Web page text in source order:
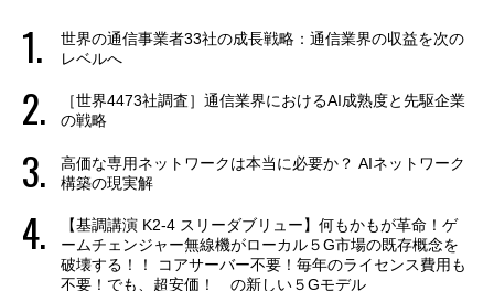
世界の通信事業者33社の成長戦略：通信業界の収益を次の
レベルへ
［世界4473社調査］通信業界におけるAI成熟度と先駆企業
の戦略
高価な専用ネットワークは本当に必要か？ AIネットワーク
構築の現実解
【基調講演 K2-4 スリーダブリュー】何もかもが革命！ゲ
ームチェンジャー無線機がローカル５G市場の既存概念を
破壊する！！ コアサーバー不要！毎年のライセンス費用も
不要！でも、超安価！ の新しい５Gモデル